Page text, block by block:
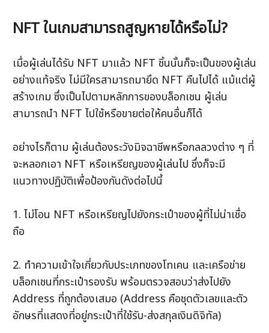
NFT ในเกมสามารถสูญหายได้หรือไม่?
เมื่อผู้เล่นได้รับ NFT มาแล้ว NFT ชิ้นนั้นก็จะเป็นของผู้เล่น
อย่างแท้จริง ไม่มีใครสามารถมายึด NFT คืนไปได้ แม้แต่ผู้
สร้างเกม ซึ่งเป็นไปตามหลักการของบล็อกเชน ผู้เล่น
สามารถนำ NFT ไปใช้หรือขายต่อให้คนอื่นก็ได้
อย่างไรก็ตาม ผู้เล่นต้องระวังมิจฉาชีพหรือกลลวงต่าง ๆ ที่
จะหลอกเอา NFT หรือเหรียญของผู้เล่นไป ซึ่งก็จะมี
แนวทางปฏิบัติเพื่อป้องกันดังต่อไปนี้
1. ไม่โอน NFT หรือเหรียญไปยังกระเป๋าของผู้ที่ไม่น่าเชื่อ
ถือ
2. ทำความเข้าใจเกี่ยวกับประเภทของโทเคน และเครือข่าย
บล็อกเชนที่กระเป๋ารองรับ พร้อมตรวจสอบว่าส่งไปยัง
Address ที่ถูกต้องเสมอ (Address คือชุดตัวเลขและตัว
อักษรที่แสดงที่อยู่กระเป๋าที่ใช้รับ-ส่งสกุลเงินดิจิทัล)